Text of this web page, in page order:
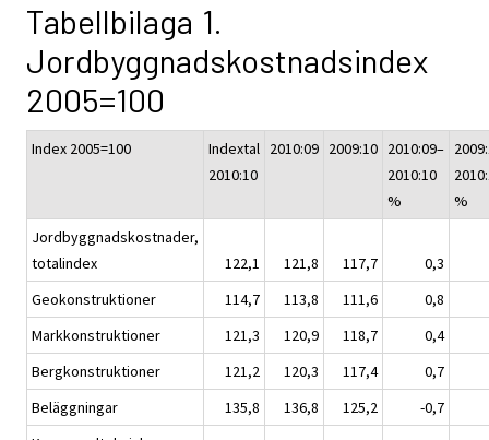
Tabellbilaga 1.
Jordbyggnadskostnadsindex
2005=100
Index 2005=100
Indextal
2010:10
2010:09 2009:10 2010:09–
2010:10
%
%
Jordbyggnadskostnader,
totalindex
122,1 121,8 117,7
0,3
Geokonstruktioner
114,7 113,8 111,6
0,8
Markkonstruktioner
121,3 120,9 118,7
0,4
Bergkonstruktioner
121,2 120,3 117,4
0,7
Beläggningar
135,8 136,8 125,2
-0,7